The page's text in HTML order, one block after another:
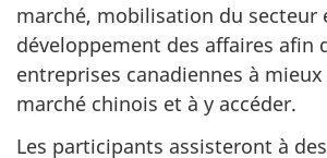
marché, mobilisation du secteur
développement des affaires afin
entreprises canadiennes à
marché chinois et à y accéder.
Les participants assisteront à